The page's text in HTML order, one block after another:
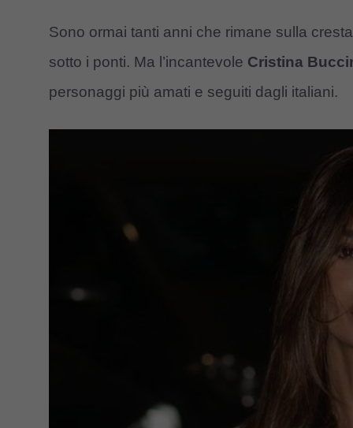
Sono ormai tanti anni che rimane sulla
sotto i ponti. Ma l’incantevole Cristina
personaggi più amati e seguiti dagli italiani.